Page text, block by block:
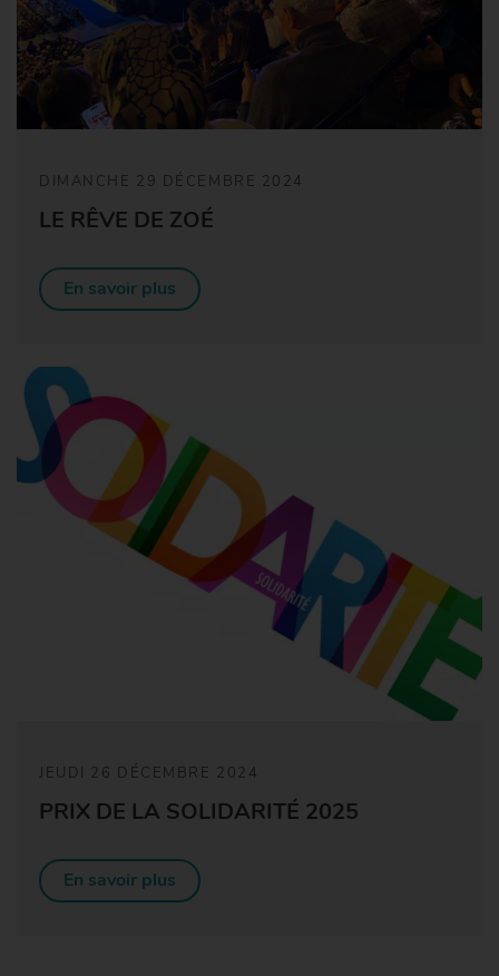
DIMANCHE 29 DÉCEMBRE 2024
LE RÊVE DE ZOÉ
En savoir plus
JEUDI 26 DÉCEMBRE 2024
PRIX DE LA SOLIDARITÉ 2025
En savoir plus